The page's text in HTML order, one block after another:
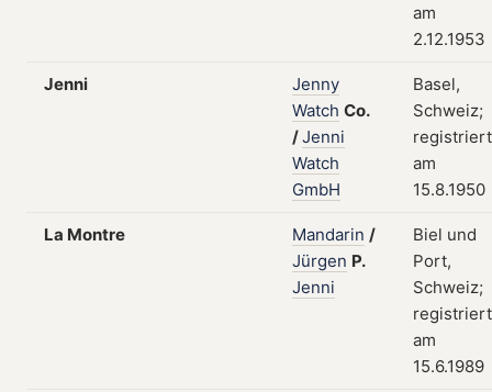
am
2.12.1953
Jenni
Jenny
Watch Co.
/Jenni
Watch
GmbH
Basel,
Schweiz;
registriert
am
15.8.1950
La Montre Mandarin /
Jürgen P.
Jenni
Biel und
Port,
Schweiz;
registriert
am
15.6.1989